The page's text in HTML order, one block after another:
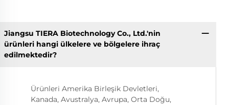
Jiangsu TIERA Biotechnology Co., Ltd.'nin
ürünleri hangi ülkelere ve bölgelere ihraç
edilmektedir?
Ürünleri Amerika Birleşik Devletleri,
Kanada, Avustralya, Avrupa, Orta Doğu,